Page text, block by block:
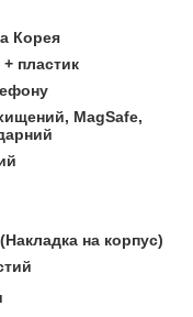
Корея
+ пластик
MagSafe,
на корпус)